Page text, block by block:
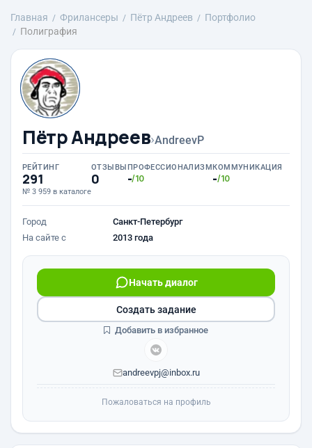
Главная Фрилансеры Пётр Андреев
Портфолио
Полиграфия
Пётр Андреев›AndreevP
РЕЙТИНГ
291
№ 3 959 в каталоге
ОТЗЫВЫ
0
ПРОФЕССИОНАЛИЗМ
-/10
КОММУНИКАЦИЯ
-/10
Город
Санкт-Петербург
На сайте с
2013 года
Начать диалог
andreevpj@inbox.ru
Создать задание
Добавить в избранное
Пожаловаться на профиль